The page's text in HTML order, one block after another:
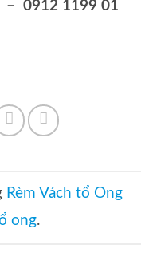
– 0912 1199 01
Rèm Vách tổ Ong
ong.